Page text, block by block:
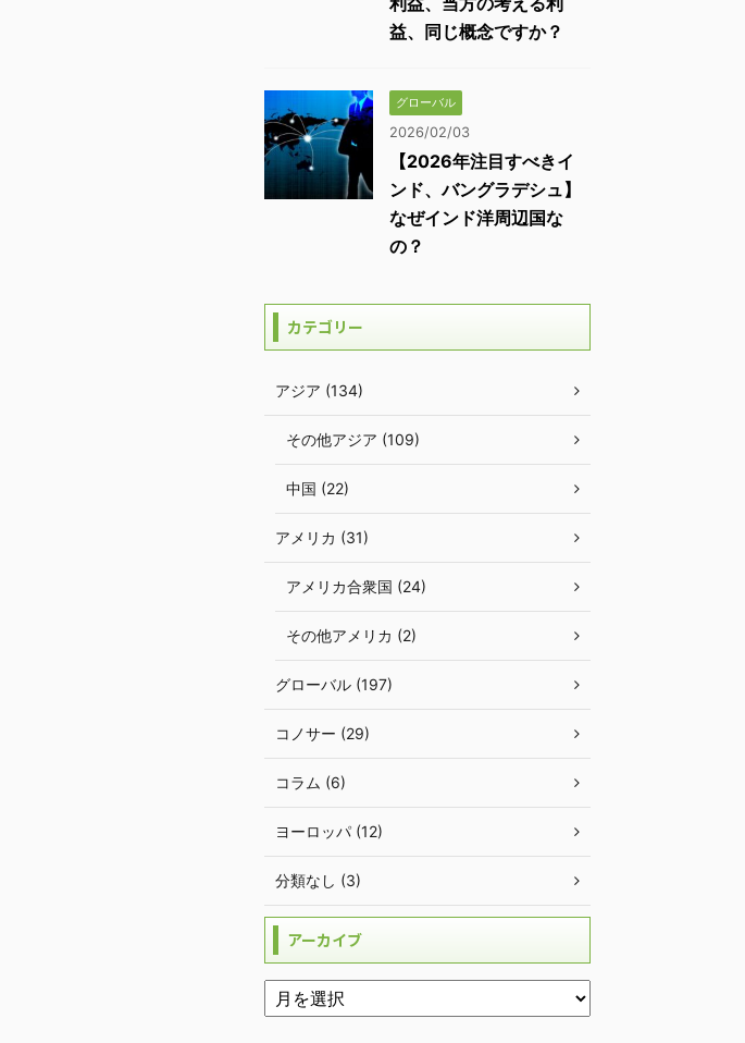
益、同じ概念ですか？
グローバル
2026/02/03
【2026年注目すべきイ
ンド、バングラデシュ】
なぜインド洋周辺国な
の？
カテゴリー
アジア (134)
その他アジア (109)
中国 (22)
アメリカ (31)
アメリカ合衆国 (24)
その他アメリカ (2)
グローバル (197)
コノサー (29)
コラム (6)
ヨーロッパ (12)
分類なし (3)
アーカイブ